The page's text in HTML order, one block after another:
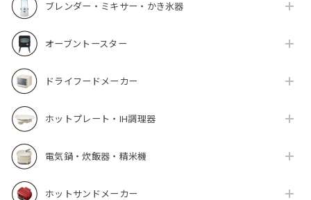
ブレンダー・ミキサー・かき氷器
オーブントースター
ドライフードメーカー
ホットプレート・IH調理器
電気鍋・炊飯器・精米機
ホットサンドメーカー